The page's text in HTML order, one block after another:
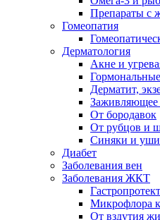
Препараты с
Гомеопатия
Дерматология
Акне и
Дерматит,
Заживляющее
От бородавок
От рубцов и
Синяки и
Диабет
Заболевания вен
Заболевания ЖКТ
Микрофлора
От вздутия